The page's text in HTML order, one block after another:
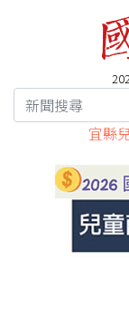
宜縣